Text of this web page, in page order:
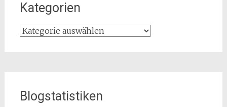
Kategorien
Kategorien
Blogstatistiken